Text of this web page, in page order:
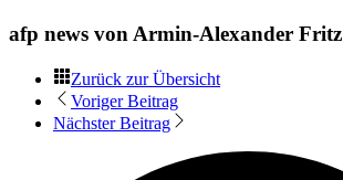
afp news von Armin-Alexander Fritz
Zurück zur Übersicht
Voriger Beitrag
Nächster Beitrag